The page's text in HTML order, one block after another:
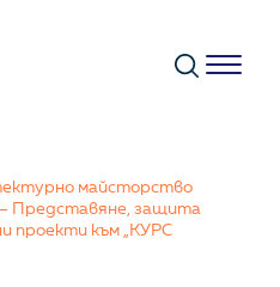
майсторство
– Представяне, защита
проекти към „КУРС